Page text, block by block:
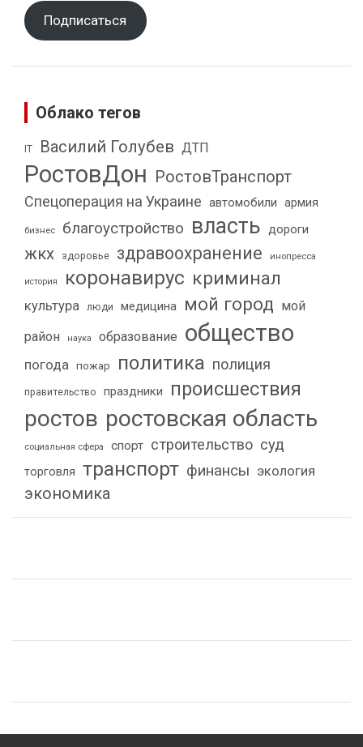
Подписаться
Облако тегов
IT Василий Голубев ДТП
РостовДон РостовТранспорт
Спецоперация на Украине автомобили армия
бизнес благоустройство власть дороги
жкх здоровье здравоохранение инопресса
история коронавирус криминал
культура люди медицина мой город мой
район
наука образование общество
погода пожар политика полиция
правительство праздники происшествия
ростов ростовская область
социальная сфера спорт строительство суд
торговля транспорт финансы экология
экономика